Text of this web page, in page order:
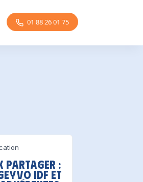
01 88 26 01 75
partager :
IDF et